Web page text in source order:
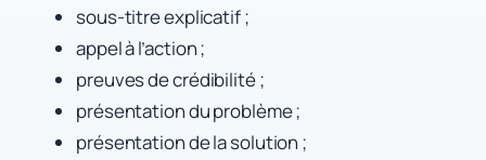
sous-titre explicatif ;
appel à l’action ;
preuves de crédibilité ;
présentation du problème ;
présentation de la solution ;